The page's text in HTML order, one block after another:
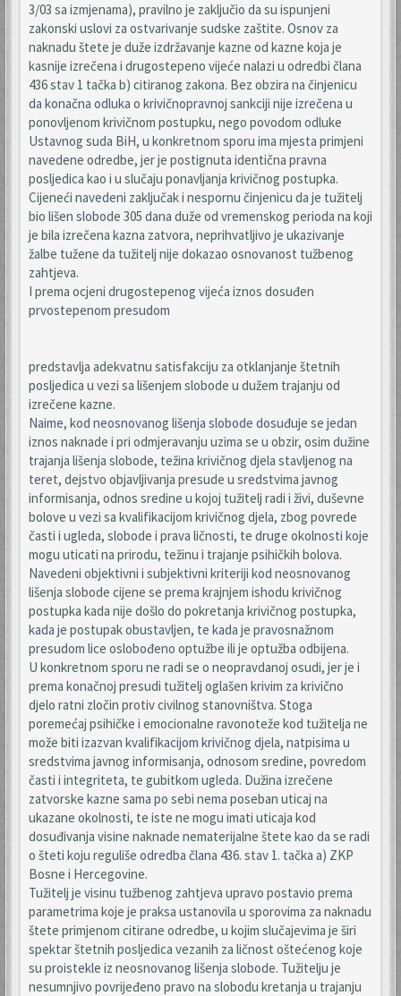
3/03 sa izmjenama), pravilno je zaključio da su ispunjeni
zakonski uslovi za ostvarivanje sudske zaštite. Osnov za
naknadu štete je duže izdržavanje kazne od kazne koja je
kasnije izrečena i drugostepeno vijeće nalazi u odredbi člana
436 stav 1 tačka b) citiranog zakona. Bez obzira na činjenicu
da konačna odluka o krivičnopravnoj sankciji nije izrečena u
ponovljenom krivičnom postupku, nego povodom odluke
Ustavnog suda BiH, u konkretnom sporu ima mjesta primjeni
navedene odredbe, jer je postignuta identična pravna
posljedica kao i u slučaju ponavljanja krivičnog postupka.
Cijeneći navedeni zaključak i nespornu činjenicu da je tužitelj
bio lišen slobode 305 dana duže od vremenskog perioda na koji
je bila izrečena kazna zatvora, neprihvatljivo je ukazivanje
žalbe tužene da tužitelj nije dokazao osnovanost tužbenog
zahtjeva.
I prema ocjeni drugostepenog vijeća iznos dosuđen
prvostepenom presudom
predstavlja adekvatnu satisfakciju za otklanjanje štetnih
posljedica u vezi sa lišenjem slobode u dužem trajanju od
izrečene kazne.
Naime, kod neosnovanog lišenja slobode dosuđuje se jedan
iznos naknade i pri odmjeravanju uzima se u obzir, osim dužine
trajanja lišenja slobode, težina krivičnog djela stavljenog na
teret, dejstvo objavljivanja presude u sredstvima javnog
informisanja, odnos sredine u kojoj tužitelj radi i živi, duševne
bolove u vezi sa kvalifikacijom krivičnog djela, zbog povrede
časti i ugleda, slobode i prava ličnosti, te druge okolnosti koje
mogu uticati na prirodu, težinu i trajanje psihičkih bolova.
Navedeni objektivni i subjektivni kriteriji kod neosnovanog
lišenja slobode cijene se prema krajnjem ishodu krivičnog
postupka kada nije došlo do pokretanja krivičnog postupka,
kada je postupak obustavljen, te kada je pravosnažnom
presudom lice oslobođeno optužbe ili je optužba odbijena.
U konkretnom sporu ne radi se o neopravdanoj osudi, jer je i
prema konačnoj presudi tužitelj oglašen krivim za krivično
djelo ratni zločin protiv civilnog stanovništva. Stoga
poremećaj psihičke i emocionalne ravonoteže kod tužitelja ne
može biti izazvan kvalifikacijom krivičnog djela, natpisima u
sredstvima javnog informisanja, odnosom sredine, povredom
časti i integriteta, te gubitkom ugleda. Dužina izrečene
zatvorske kazne sama po sebi nema poseban uticaj na
ukazane okolnosti, te iste ne mogu imati uticaja kod
dosuđivanja visine naknade nematerijalne štete kao da se radi
o šteti koju reguliše odredba člana 436. stav 1. tačka a) ZKP
Bosne i Hercegovine.
Tužitelj je visinu tužbenog zahtjeva upravo postavio prema
parametrima koje je praksa ustanovila u sporovima za naknadu
štete primjenom citirane odredbe, u kojim slučajevima je širi
spektar štetnih posljedica vezanih za ličnost oštećenog koje
su proistekle iz neosnovanog lišenja slobode. Tužitelju je
nesumnjivo povrijeđeno pravo na slobodu kretanja u trajanju